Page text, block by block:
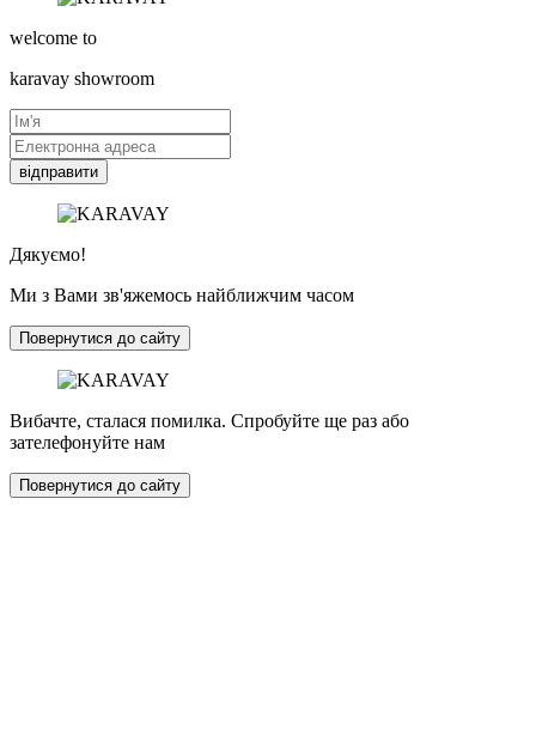
welcome to
karavay showroom
відправити
Дякуємо!
Ми з Вами зв'яжемось найближчим часом
Повернутися до сайту
Вибачте, сталася помилка. Спробуйте ще раз або
зателефонуйте нам
Повернутися до сайту